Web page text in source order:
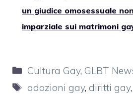
un giudice omosessuale
imparziale sui matrimoni
Categorie
Cultura Gay, GLBT
Tag
adozioni gay, diritti gay,